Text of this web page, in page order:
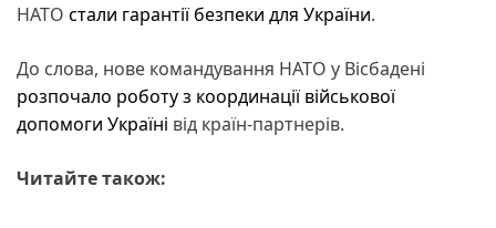
НАТО стали гарантії безпеки для України.
До слова, нове командування НАТО у Вісбадені
розпочало роботу з координації військової
допомоги Україні від країн-партнерів.
Читайте також: